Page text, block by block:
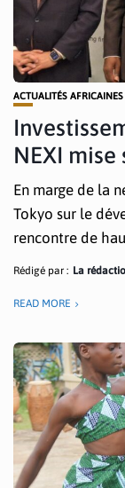
ACTUALITÉS AFRICAINES
NEXI mise
En marge de la
Tokyo sur le
rencontre de
Rédigé par : La
READ MORE